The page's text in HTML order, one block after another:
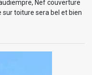
Nef couverture
sur toiture sera bel et bien